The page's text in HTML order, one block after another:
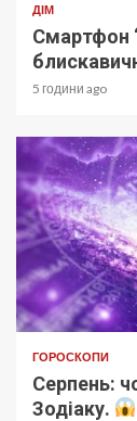
ДІМ
Смартфон
5 години ago
ГОРОСКОПИ
Серпень:
Зодіаку.